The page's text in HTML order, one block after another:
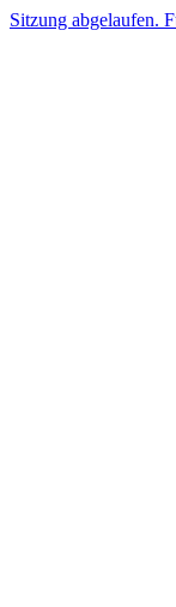
Sitzung abgelaufen.